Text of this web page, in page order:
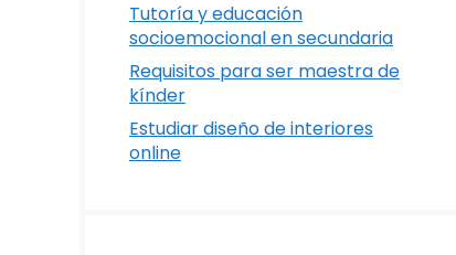
Tutoría y educación
socioemocional en secundaria
Requisitos para ser maestra de
kínder
Estudiar diseño de interiores
online